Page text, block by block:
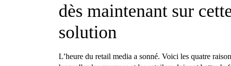
dès maintenant sur
solution
L’heure du retail media a sonné. Voici les quatre